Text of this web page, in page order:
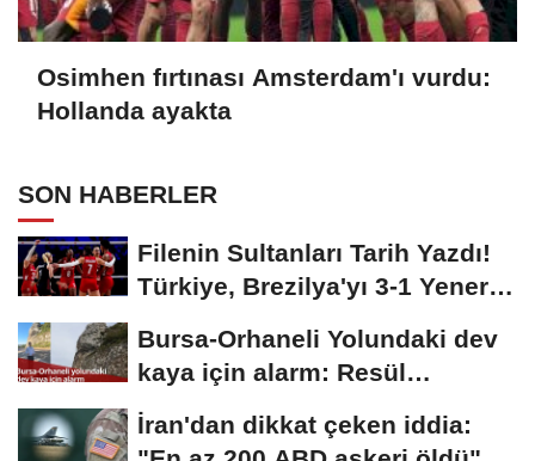
Osimhen fırtınası Amsterdam'ı vurdu:
Hollanda ayakta
SON HABERLER
Filenin Sultanları Tarih Yazdı!
Türkiye, Brezilya'yı 3-1 Yenerek
Bursa-Orhaneli Yolundaki dev
kaya için alarm: Resül
Kaplan'dan yetkililere...
İran'dan dikkat çeken iddia: